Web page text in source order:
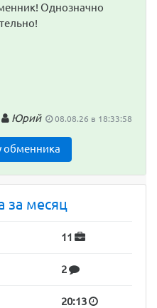
Однозначно
Юрий 08.08.26 в 18:33:58
обменника
за месяц
11
2
20:13